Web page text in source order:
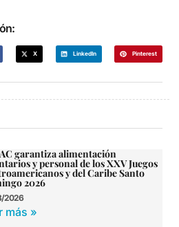
X LinkedIn Pinterest
garantiza alimentación
y personal de los XXV Juegos
y del Caribe Santo
2026
2026
más »